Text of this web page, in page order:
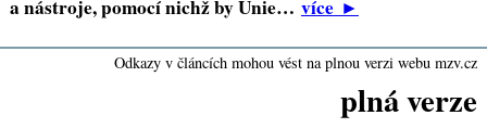
a nástroje, pomocí nichž by Unie… více►
Odkazy v článcích mohou vést na plnou verzi webu mzv.cz
plná verze